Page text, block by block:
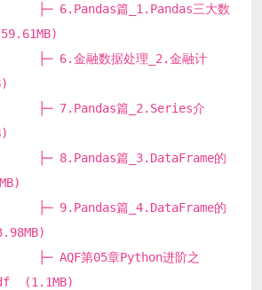
6.Pandas篇_1.Pandas三大数
6.金融数据处理_2.金融计
7.Pandas篇_2.Series介
8.Pandas篇_3.DataFrame的
9.Pandas篇_4.DataFrame的
AQF第05章Python进阶之
(1.1MB)